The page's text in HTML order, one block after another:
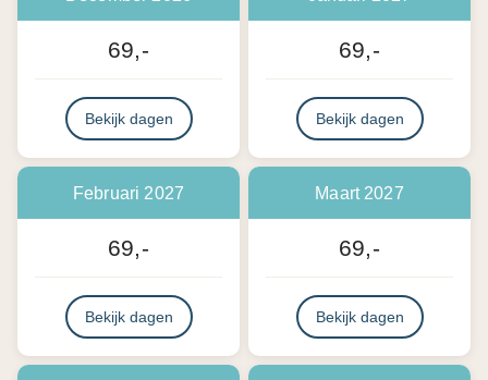
69,-
Bekijk dagen
69,-
Bekijk dagen
Februari 2027
69,-
Bekijk dagen
Maart 2027
69,-
Bekijk dagen